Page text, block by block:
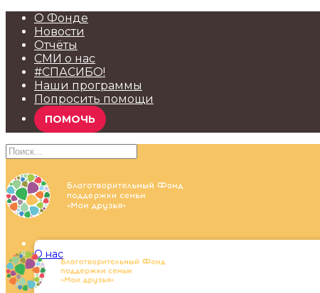
О Фонде
Новости
Отчёты
СМИ о нас
#СПАСИБО!
Наши программы
Попросить помощи
ПОМОЧЬ
О Фонде
О нас